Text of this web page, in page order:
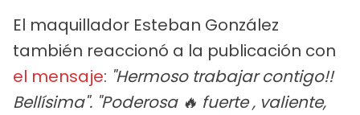
El maquillador Esteban González
también reaccionó a la publicación con
el mensaje: "Hermoso trabajar contigo!!
Bellísima". "Poderosa 🔥 fuerte , valiente,